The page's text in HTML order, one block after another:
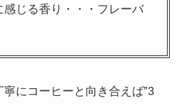
感じる香り・・・フレーバ
にコーヒーと向き合えば”3